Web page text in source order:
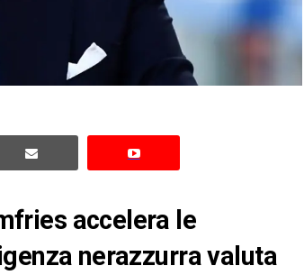
accelera le
nerazzurra valuta